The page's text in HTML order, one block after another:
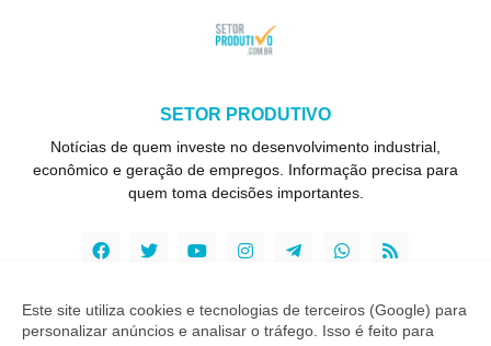
SETOR PRODUTIVO
Notícias de quem investe no desenvolvimento industrial,
econômico e geração de empregos. Informação precisa para
quem toma decisões importantes.
Copyright ©2026Setor Produtivo
Este site utiliza cookies e tecnologias de terceiros (Google) para
personalizar anúncios e analisar o tráfego. Isso é feito para